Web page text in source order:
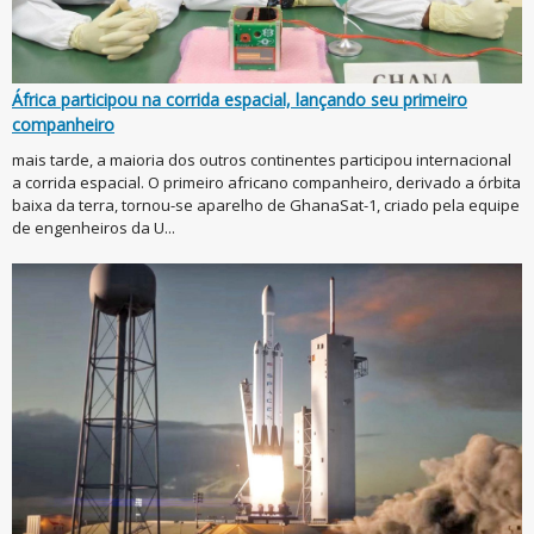
África participou na corrida espacial, lançando seu primeiro
companheiro
mais tarde, a maioria dos outros continentes participou internacional
a corrida espacial. O primeiro africano companheiro, derivado a órbita
baixa da terra, tornou-se aparelho de GhanaSat-1, criado pela equipe
de engenheiros da U...